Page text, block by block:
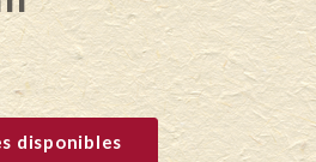
disponibles